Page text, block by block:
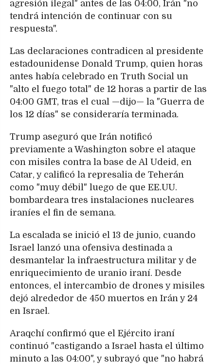
agresión ilegal" antes de las 04:00, Irán "no
tendrá intención de continuar con su
respuesta".
Las declaraciones contradicen al presidente
estadounidense Donald Trump, quien horas
antes había celebrado en Truth Social un
"alto el fuego total" de 12 horas a partir de las
04:00 GMT, tras el cual —dijo— la "Guerra de
los 12 días" se consideraría terminada.
Trump aseguró que Irán notificó
previamente a Washington sobre el ataque
con misiles contra la base de Al Udeid, en
Catar, y calificó la represalia de Teherán
como "muy débil" luego de que EE.UU.
bombardeara tres instalaciones nucleares
iraníes el fin de semana.
La escalada se inició el 13 de junio, cuando
Israel lanzó una ofensiva destinada a
desmantelar la infraestructura militar y de
enriquecimiento de uranio iraní. Desde
entonces, el intercambio de drones y misiles
dejó alrededor de 450 muertos en Irán y 24
en Israel.
Araqchí confirmó que el Ejército iraní
continuó "castigando a Israel hasta el último
minuto a las 04:00", y subrayó que "no habrá